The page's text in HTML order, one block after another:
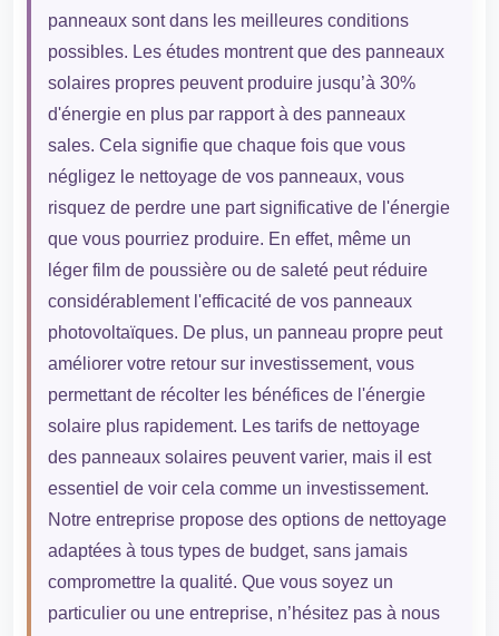
panneaux sont dans les meilleures conditions
possibles. Les études montrent que des panneaux
solaires propres peuvent produire jusqu’à 30%
d'énergie en plus par rapport à des panneaux
sales. Cela signifie que chaque fois que vous
négligez le nettoyage de vos panneaux, vous
risquez de perdre une part significative de l'énergie
que vous pourriez produire. En effet, même un
léger film de poussière ou de saleté peut réduire
considérablement l'efficacité de vos panneaux
photovoltaïques. De plus, un panneau propre peut
améliorer votre retour sur investissement, vous
permettant de récolter les bénéfices de l'énergie
solaire plus rapidement. Les tarifs de nettoyage
des panneaux solaires peuvent varier, mais il est
essentiel de voir cela comme un investissement.
Notre entreprise propose des options de nettoyage
adaptées à tous types de budget, sans jamais
compromettre la qualité. Que vous soyez un
particulier ou une entreprise, n’hésitez pas à nous